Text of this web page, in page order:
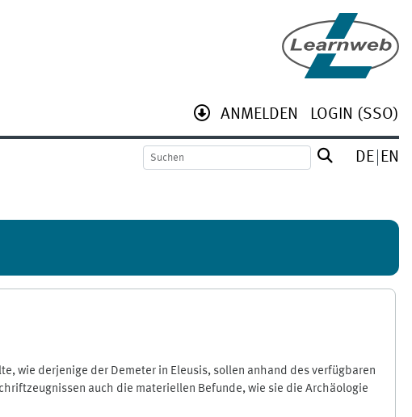
ANMELDEN LOGIN (SSO)
DE EN
wie derjenige der Demeter in Eleusis, sollen anhand des verfügbaren
auch die materiellen Befunde, wie sie die Archäologie